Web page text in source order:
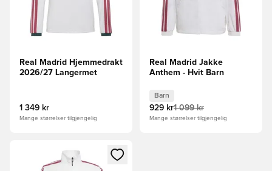
Real Madrid Hjemmedrakt
2026/27 Langermet
1 349 kr
Mange størrelser tilgjengelig
Real Madrid Jakke
Anthem - Hvit Barn
Barn
929 kr1 099 kr
Mange størrelser tilgjengelig
Åpner en Modal for å logge inn eller registrere deg som